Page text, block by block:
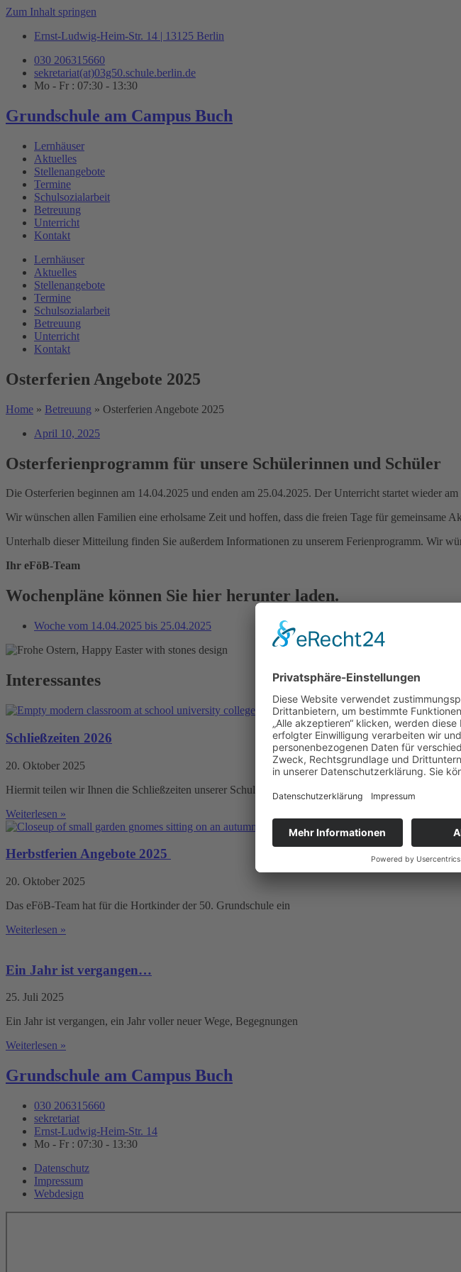
Zum Inhalt springen
Ernst-Ludwig-Heim-Str. 14 | 13125 Berlin
030 206315660
sekretariat(at)03g50.schule.berlin.de
Mo - Fr : 07:30 - 13:30
Grundschule am Campus Buch
Lernhäuser
Aktuelles
Stellenangebote
Termine
Schulsozialarbeit
Betreuung
Unterricht
Kontakt
Lernhäuser
Aktuelles
Stellenangebote
Termine
Schulsozialarbeit
Betreuung
Unterricht
Kontakt
Osterferien Angebote 2025
Home » Betreuung » Osterferien Angebote 2025
April 10, 2025
Osterferienprogramm für unsere Schülerinnen und Schüler
Die Osterferien beginnen am 14.04.2025 und enden am 25.04.2025. Der Unterricht startet wieder
Wir wünschen allen Familien eine erholsame Zeit und hoffen, dass die freien Tage für gemeinsame
Unterhalb dieser Mitteilung finden Sie außerdem Informationen zu unserem Ferienprogramm. Wir
Ihr eFöB-Team
Wochenpläne können Sie hier herunter laden.
Woche vom 14.04.2025 bis 25.04.2025
Interessantes
Schließzeiten 2026
20. Oktober 2025
Hiermit teilen wir Ihnen die Schließzeiten unserer Schule für das
Weiterlesen »
Herbstferien Angebote 2025
20. Oktober 2025
Das eFöB-Team hat für die Hortkinder der 50. Grundschule ein
Weiterlesen »
Ein Jahr ist vergangen…
25. Juli 2025
Ein Jahr ist vergangen, ein Jahr voller neuer Wege, Begegnungen
Weiterlesen »
Grundschule am Campus Buch
030 206315660
sekretariat
Ernst-Ludwig-Heim-Str. 14
Mo - Fr : 07:30 - 13:30
Datenschutz
Impressum
Webdesign